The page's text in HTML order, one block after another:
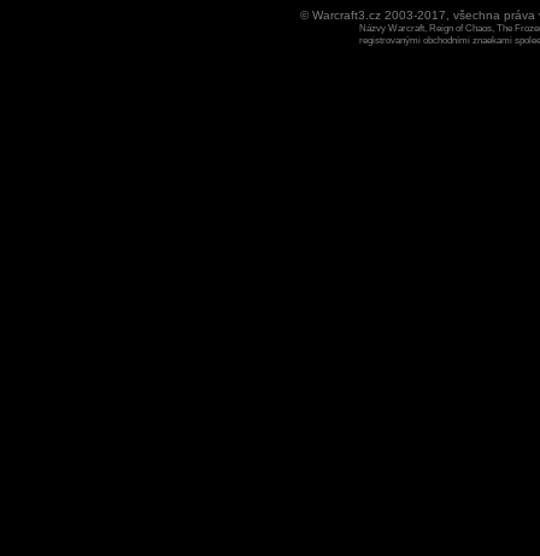
© Warcraft3.cz 2003-2017, všechna
Názvy Warcraft, Reign of Chaos, The
registrovanými obchodními znaekami